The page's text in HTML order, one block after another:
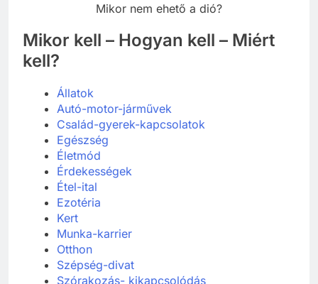
Mikor nem ehető a dió?
Mikor kell – Hogyan kell – Miért
kell?
Állatok
Autó-motor-járművek
Család-gyerek-kapcsolatok
Egészség
Életmód
Érdekességek
Étel-ital
Ezotéria
Kert
Munka-karrier
Otthon
Szépség-divat
Szórakozás- kikapcsolódás